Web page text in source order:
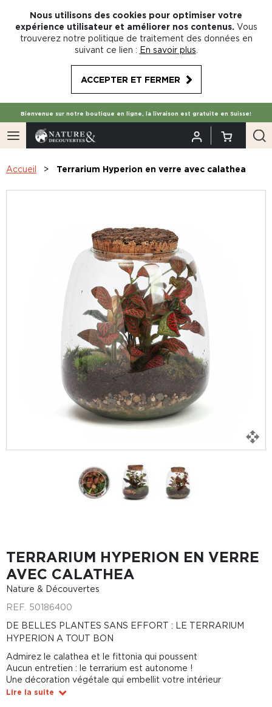
Nous utilisons des cookies pour optimiser votre
expérience utilisateur et améliorer nos contenus. Vous
trouverez notre politique de traitement des données en
suivant ce lien : En savoir plus
ACCEPTER ET FERMER
Bienvenue sur notre boutique en ligne, la livraison est gratuite en Suisse!
Accueil Terrarium Hyperion en verre avec calathea
TERRARIUM HYPERION EN VERRE
AVEC CALATHEA
Nature & Découvertes
REF. 50186400
DE BELLES PLANTES SANS EFFORT : LE TERRARIUM
HYPERION A TOUT BON
Admirez le calathea et le fittonia qui poussent
Aucun entretien : le terrarium est autonome !
Une décoration végétale qui embellit votre intérieur
Lire la suite